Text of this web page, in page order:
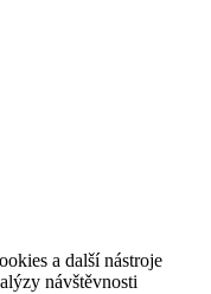
a další nástroje
návštěvnosti